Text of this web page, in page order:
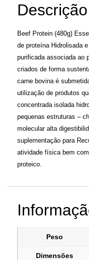
Descrição
Beef Protein (480g)
de proteína Hidrolisada
purificada associada ao
criados de forma
carne bovina é
utilização de produtos
concentrada isolada
pequenas estruturas –
molecular alta
suplementação para
atividade física bem
proteico.
Peso
Dimensões